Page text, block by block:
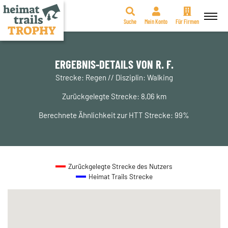
Zum
Suche Mein Konto Für Firmen
ERGEBNIS-DETAILS VON R. F.
Strecke: Regen // Disziplin: Walking
Zurückgelegte Strecke: 8,06 km
Berechnete Ähnlichkeit zur HTT Strecke: 99%
Zurückgelegte Strecke des Nutzers
Heimat Trails Strecke